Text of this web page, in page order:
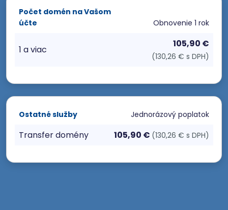
Počet domén na Vašom
účte
Obnovenie 1 rok
1 a viac
105,90 €
(130,26 € s DPH)
Ostatné služby Jednorázový poplatok
Transfer domény 105,90 € (130,26 € s DPH)